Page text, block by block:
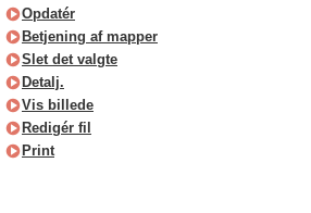
Opdatér
Betjening af mapper
Slet det valgte
Detalj.
Vis billede
Redigér fil
Print